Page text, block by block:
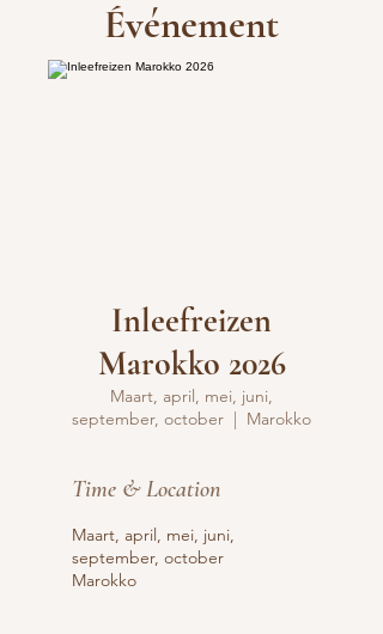
Événement
Inleefreizen
Marokko 2026
Maart, april, mei, juni,
september, october
  |
Marokko
Time & Location
Maart, april, mei, juni,
september, october
Marokko